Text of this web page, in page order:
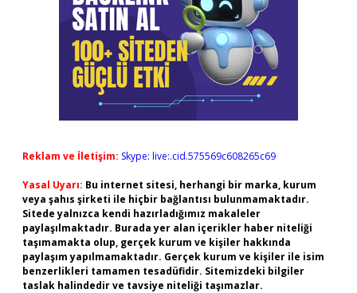
Reklam ve İletişim: Skype: live:.cid.575569c608265c69
Yasal Uyarı: Bu internet sitesi, herhangi bir marka, kurum
veya şahıs şirketi ile hiçbir bağlantısı bulunmamaktadır.
Sitede yalnızca kendi hazırladığımız makaleler
paylaşılmaktadır. Burada yer alan içerikler haber niteliği
taşımamakta olup, gerçek kurum ve kişiler hakkında
paylaşım yapılmamaktadır. Gerçek kurum ve kişiler ile isim
benzerlikleri tamamen tesadüfidir. Sitemizdeki bilgiler
taslak halindedir ve tavsiye niteliği taşımazlar.